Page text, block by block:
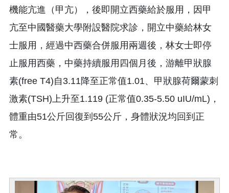
機能亢進（甲亢），後即開立西藥給於服用，因甲
亢至中國醫藥大學附設醫院求診，開立中藥給林女
士服用，經過中西藥合併服用兩週後，林女士即停
止服用西藥，中藥持續服用四個月後，游離甲狀腺
素(free T4)自3.11降至正常值1.01、甲狀腺荷爾蒙刺
激素(TSH)上升至1.119 (正常值0.35-5.50 uIU/mL)，
體重由51公斤回復到55公斤，身體狀況均回到正
常。